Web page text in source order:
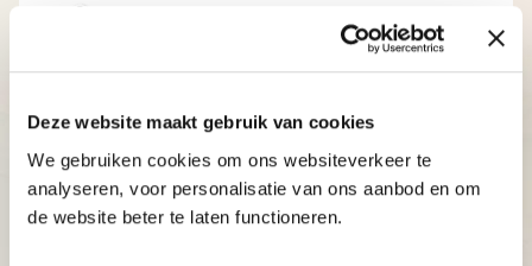
Deze website maakt gebruik van cookies
We gebruiken cookies om ons websiteverkeer te
analyseren, voor personalisatie van ons aanbod en om
de website beter te laten functioneren.
Kindcentrum Wandelbos Tilburg
OBS De Pionier Oosterhout
Basisschool Antares Tilburg (alleen
eigen leerlingen)
OBS Duizendpoot Oosterhout